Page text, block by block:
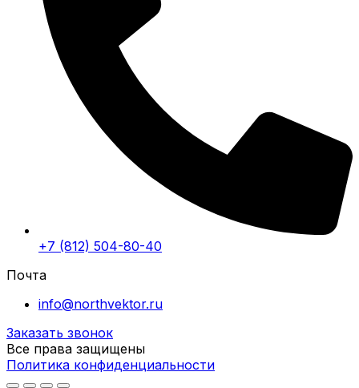
+7 (812) 504-80-40
Почта
info@northvektor.ru
Заказать звонок
Все права защищены
Политика конфиденциальности